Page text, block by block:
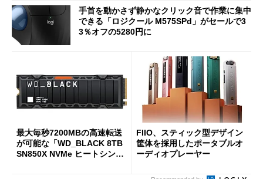
手首を動かさず静かなクリック音で作業に集中
できる「ロジクール M575SPd」がセールで3
3％オフの5280円に
最大毎秒7200MBの高速転送
が可能な「WD_BLACK 8TB
SN850X NVMe ヒートシンク
FIIO、スティック型デザイン
筐体を採用したポータブルオ
ーディオプレーヤー